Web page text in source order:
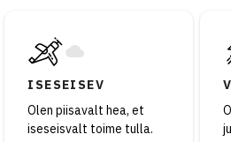
ISESEISEV
Olen piisavalt hea, et
iseseisvalt toime tulla.